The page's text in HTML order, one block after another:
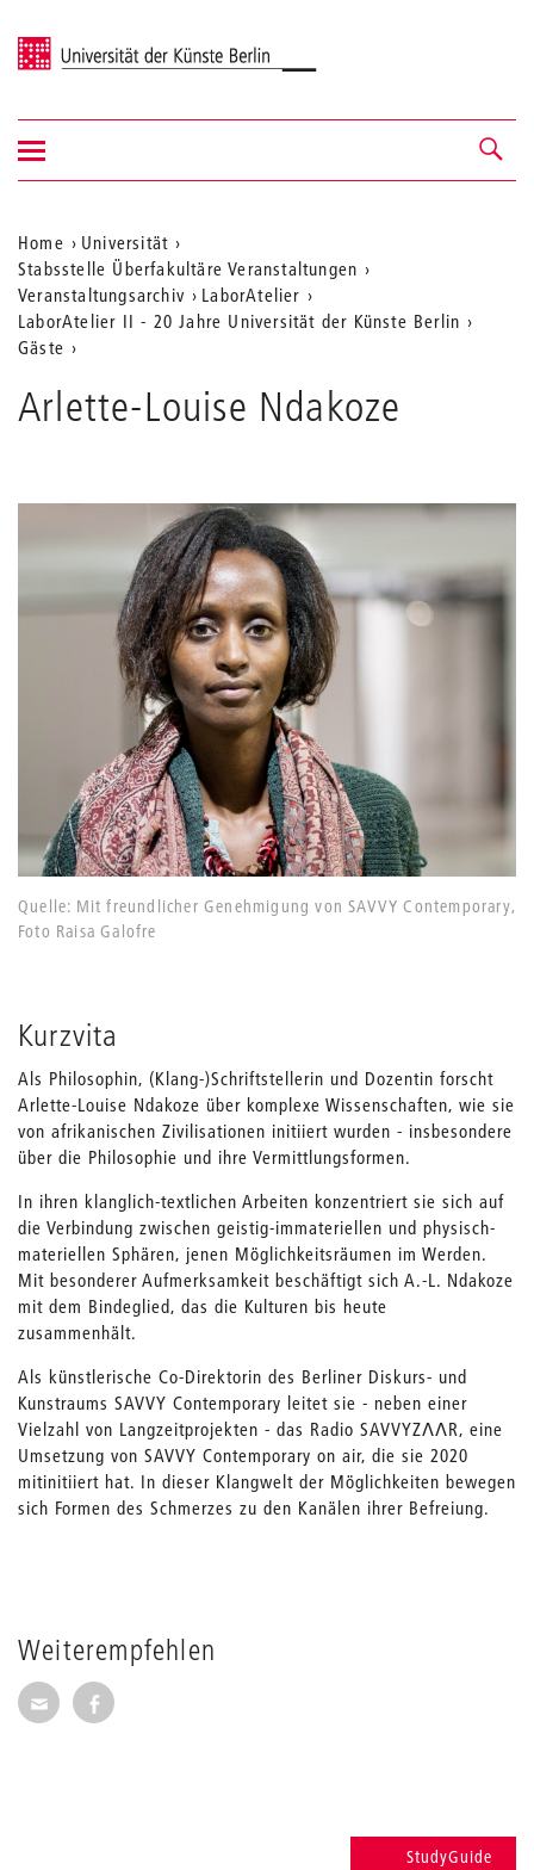
Universität der Künste Berlin
Navigation &
Suche
Navigation
ein-/ausblenden
Aktuelle
Position
auf
der
Webseite
Home
Universität
Stabsstelle Überfakultäre Veranstaltungen
Veranstaltungsarchiv
LaborAtelier
LaborAtelier II - 20 Jahre Universität der Künste Berlin
Gäste
Arlette-Louise Ndakoze
Weiterempfehlen
Seite per E-Mail weiterempfehlen
Seite auf Facebook weiterempfehlen
Quelle: Mit freundlicher Genehmigung von SAVVY Contemporary,
Foto Raisa Galofre
Kurzvita
Als Philosophin, (Klang-)Schriftstellerin und Dozentin forscht
Arlette-Louise Ndakoze über komplexe Wissenschaften, wie sie
von afrikanischen Zivilisationen initiiert wurden - insbesondere
über die Philosophie und ihre Vermittlungsformen.
In ihren klanglich-textlichen Arbeiten konzentriert sie sich auf
die Verbindung zwischen geistig-immateriellen und physisch-
materiellen Sphären, jenen Möglichkeitsräumen im Werden.
Mit besonderer Aufmerksamkeit beschäftigt sich A.-L. Ndakoze
mit dem Bindeglied, das die Kulturen bis heute
zusammenhält.
Als künstlerische Co-Direktorin des Berliner Diskurs- und
Kunstraums SAVVY Contemporary leitet sie - neben einer
Vielzahl von Langzeitprojekten - das Radio SAVVYZΛΛR, eine
Umsetzung von SAVVY Contemporary on air, die sie 2020
mitinitiiert hat. In dieser Klangwelt der Möglichkeiten bewegen
sich Formen des Schmerzes zu den Kanälen ihrer Befreiung.
StudyGuide